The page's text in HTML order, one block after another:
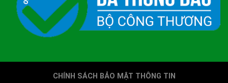
CHÍNH SÁCH BẢO MẬT THÔNG TIN